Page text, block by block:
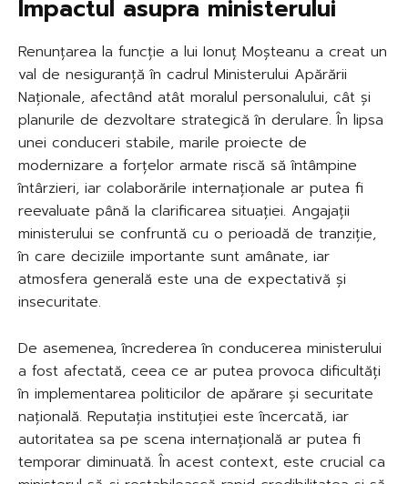
Impactul asupra ministerului
Renunțarea la funcție a lui Ionuț Moșteanu a creat un
val de nesiguranță în cadrul Ministerului Apărării
Naționale, afectând atât moralul personalului, cât și
planurile de dezvoltare strategică în derulare. În lipsa
unei conduceri stabile, marile proiecte de
modernizare a forțelor armate riscă să întâmpine
întârzieri, iar colaborările internaționale ar putea fi
reevaluate până la clarificarea situației. Angajații
ministerului se confruntă cu o perioadă de tranziție,
în care deciziile importante sunt amânate, iar
atmosfera generală este una de expectativă și
insecuritate.
De asemenea, încrederea în conducerea ministerului
a fost afectată, ceea ce ar putea provoca dificultăți
în implementarea politicilor de apărare și securitate
națională. Reputația instituției este încercată, iar
autoritatea sa pe scena internațională ar putea fi
temporar diminuată. În acest context, este crucial ca